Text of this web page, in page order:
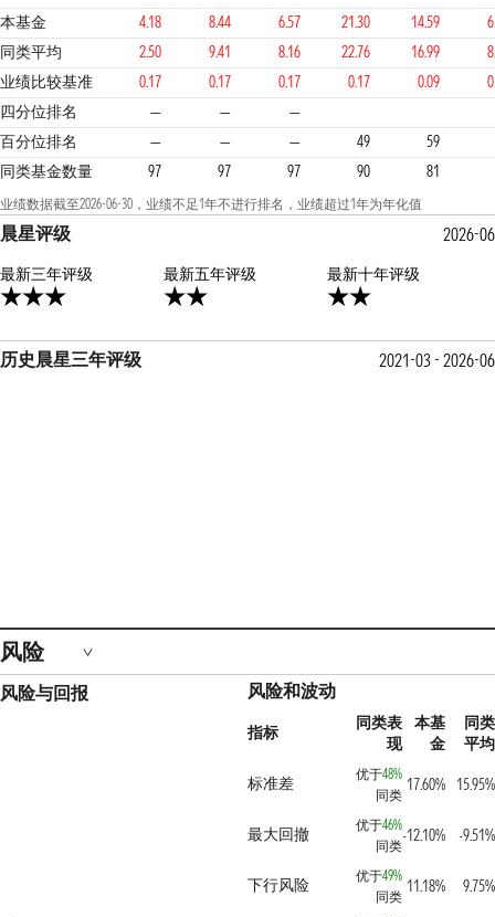
本基金
4.18 8.44 6.57 21.30 14.59
同类平均
2.50 9.41 8.16 22.76 16.99
业绩比较基准
0.17 0.17 0.17 0.17 0.09
四分位排名
— — —
2 3 3
百分位排名 — — — 49
59
同类基金数量
97 97 97 90 81
业绩数据截至2026-06-30，业绩不足1年不进行排名，业绩超过1年为年化值
晨星评级 2026-06
最新三年评级 最新五年评级 最新十年评级
历史晨星三年评级 2021-03 - 2026-06
风险
风险与回报 风险和波动
指标
同类表
现
本基
金
同类
平均
标准差
优于48%
同类
17.60% 15.95%
最大回撤 优于46%
同类
-12.10% -9.51%
下行风险 优于49%
同类
11.18% 9.75%